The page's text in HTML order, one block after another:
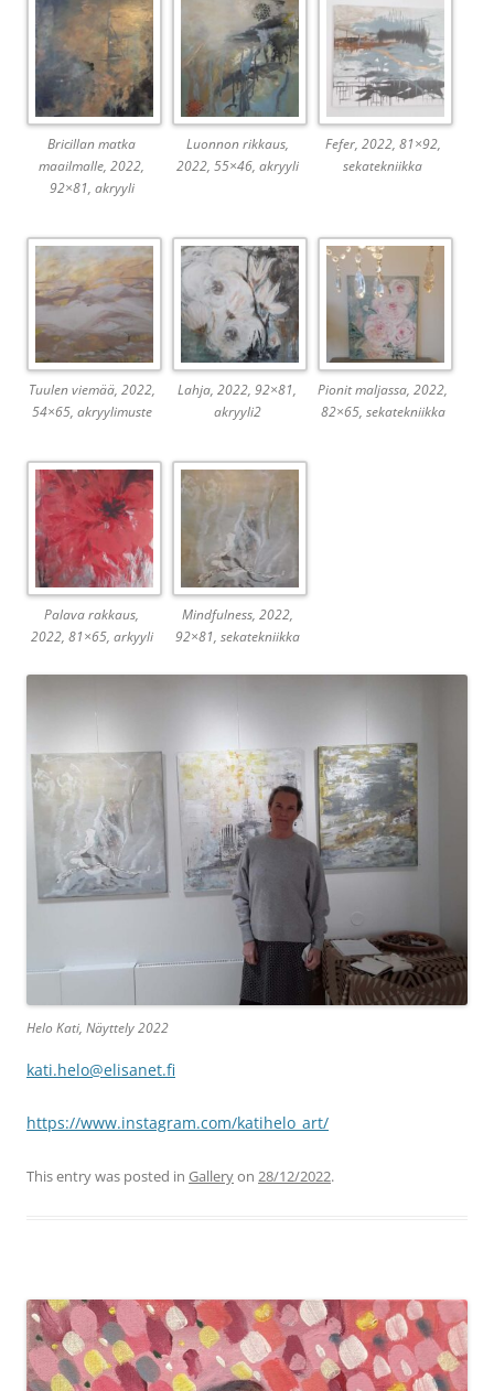
Bricillan matka
maailmalle, 2022,
92×81, akryyli
Luonnon rikkaus,
2022, 55×46, akryyli
Fefer, 2022, 81×92,
sekatekniikka
Tuulen viemää, 2022,
54×65, akryylimuste
Lahja, 2022, 92×81,
akryyli2
Pionit maljassa, 2022,
82×65, sekatekniikka
Palava rakkaus,
2022, 81×65, arkyyli
Mindfulness, 2022,
92×81, sekatekniikka
Helo Kati, Näyttely 2022
kati.helo@elisanet.fi
https://www.instagram.com/katihelo_art/
This entry was posted in Galleryon 28/12/2022.